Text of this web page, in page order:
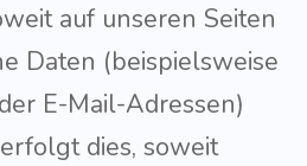
auf unseren Seiten
Daten (beispielsweise
E-Mail-Adressen)
dies, soweit